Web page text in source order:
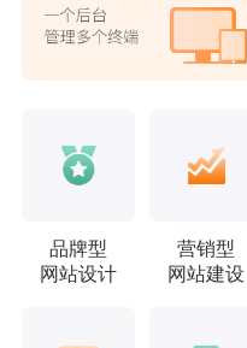
品牌型
网站设计
营销型
网站建设